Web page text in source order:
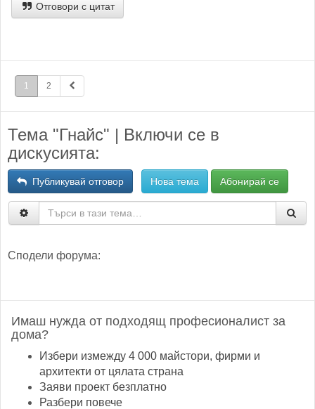
Отговори с цитат
1 2
Тема "Гнайс" | Включи се в
дискусията:
Публикувай отговор Нова тема Абонирай се
Сподели форума:
Имаш нужда от подходящ професионалист за
дома?
Избери измежду 4 000 майстори, фирми и
архитекти от цялата страна
Заяви проект безплатно
Разбери повече